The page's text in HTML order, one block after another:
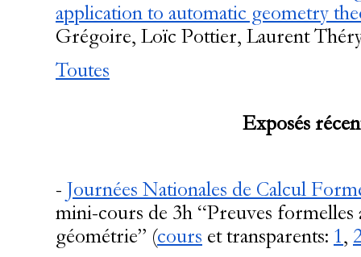
application to automatic geometry
Grégoire, Loïc Pottier, Laurent
Toutes
Exposés
- Journées Nationales de Calcul
mini-cours de 3h “Preuves formelles
géométrie” (cours et transparents: 1,